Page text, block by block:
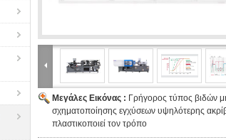
Μεγάλες Εικόνας : Γρήγορος τύπος βιδών
σχηματοποίησης εγχύσεων υψηλότερης
πλαστικοποιεί τον τρόπο